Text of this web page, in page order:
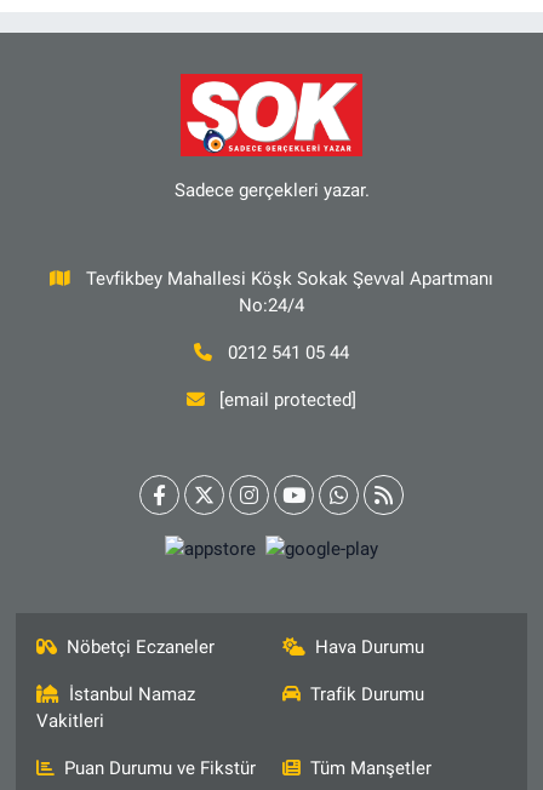
Sadece gerçekleri yazar.
Tevfikbey Mahallesi Köşk Sokak Şevval Apartmanı
No:24/4
0212 541 05 44
[email protected]
Nöbetçi Eczaneler Hava Durumu
İstanbul Namaz
Vakitleri
Trafik Durumu
Puan Durumu ve Fikstür Tüm Manşetler